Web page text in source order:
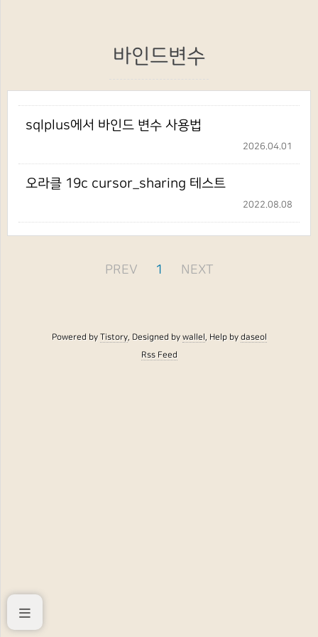
바인드변수
sqlplus에서 바인드 변수 사용법
2026.04.01
오라클 19c cursor_sharing 테스트
2022.08.08
PREV 1 NEXT
Powered byTistory, Designed bywallel, Help bydaseol
Rss Feed